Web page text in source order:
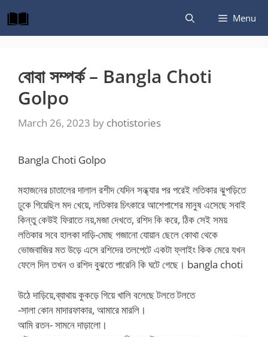
to
content
Menu
বোবা সম্পর্ক – Bangla Choti
Golpo
March 26, 2023 by chotistories
Bangla Choti Golpo
মহাজনের চাতালের দালাল রশীদ যেদিন সন্ধ্যার পর পরেই লতিকার ঝুপড়িতে
ঢুকে গিয়েছিল মদ খেয়ে, লতিকার চিৎকারে আশেপাশের মানুষ এসেছে সবাই
কিন্তু কেউই ফিরাতে নয়,মজা দেখতে, রশিদ কি করে, ঠিক সেই সময়
লতিকার সবে হালকা দাড়ি-মোছ গজানো যোয়ান ছেলে কোথা থেকে
ভোজবাজির মত উড়ে এসে রশিদের তলপেটে একটা ফ্লাইং কিক মেরে যখন
ফেলে দিল তখন ও রশিদ বুঝতে পারেনি কি ঘটে গেছে। bangla choti
উঠে দাড়িয়ে,ব্যাথায় কুকড়ে গিয়ে খালি বলেছে টলতে টলতে
-সালা কোন মাদারফাকার, আমারে মারলি।
আমি রতন- সামনে দাড়ালো।